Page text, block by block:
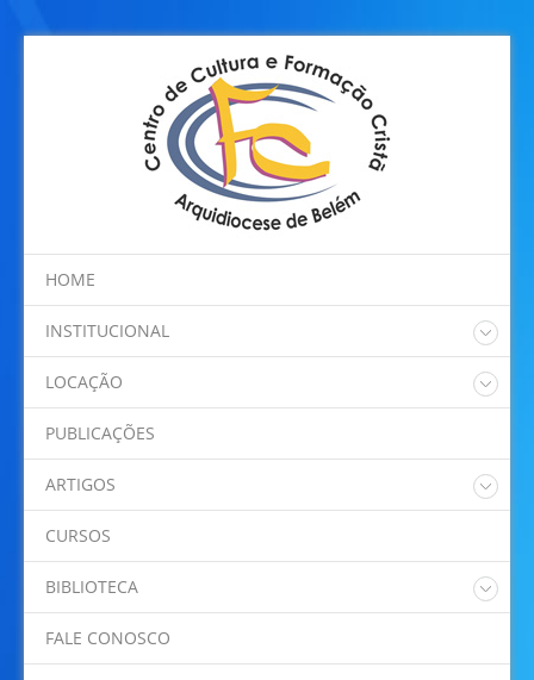
HOME
INSTITUCIONAL
Quem somos
Regimento Interno
Programação
LOCAÇÃO
Nossos Espaços
Localização
PUBLICAÇÕES
ARTIGOS
Papa Francisco
CURSOS
BIBLIOTECA
FALE CONOSCO